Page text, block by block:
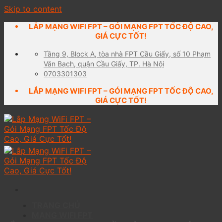
Skip to content
LẮP MẠNG WIFI FPT – GÓI MẠNG FPT TỐC ĐỘ CAO,
GIÁ CỰC TỐT!
Tầng 9, Block A, tòa nhà FPT Cầu Giấy, số 10 Phạm
Văn Bạch, quận Cầu Giấy, TP. Hà Nội
0703301303
LẮP MẠNG WIFI FPT – GÓI MẠNG FPT TỐC ĐỘ CAO,
GIÁ CỰC TỐT!